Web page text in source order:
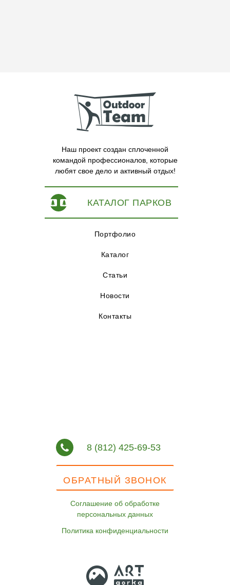
КАТАЛОГ ПАРКОВ
Наш проект создан сплоченной
командой профессионалов, которые
любят свое дело и активный отдых!
Политика конфиденциальности
Соглашение об обработке
персональных данных
Портфолио
Каталог
Статьи
Новости
Контакты
8 (812) 425-69-53
ОБРАТНЫЙ ЗВОНОК